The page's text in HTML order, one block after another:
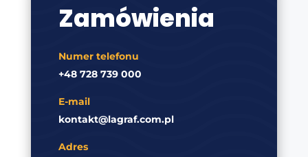
Zamówienia
Numer telefonu
+48 728 739 000
E-mail
kontakt@lagraf.com.pl
Adres